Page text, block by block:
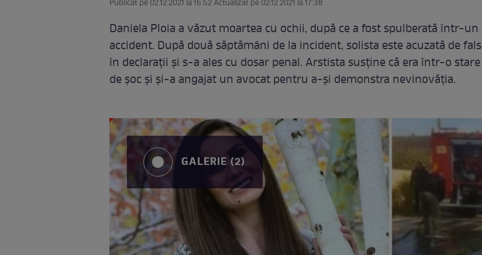
Publicat pe 02.12.2021 la 16:52 Actualizat pe 02.12.2021 la 17:38
Daniela Ploia a văzut moartea cu ochii, după ce a fost spulberată într-un
accident. După două săptămâni de la incident, solista este acuzată de fals
în declarații și s-a ales cu dosar penal. Arstista susține că era într-o stare
de șoc și și-a angajat un avocat pentru a-și demonstra nevinovăția.
GALERIE (2)